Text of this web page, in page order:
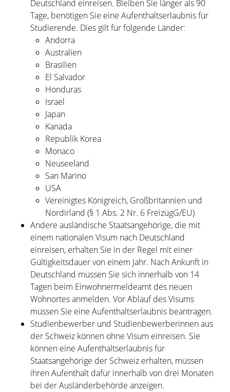
Deutschland einreisen. Bleiben Sie länger als 90
Tage, benötigen Sie eine Aufenthaltserlaubnis für
Studierende. Dies gilt für folgende Länder:
Andorra
Australien
Brasilien
El Salvador
Honduras
Israel
Japan
Kanada
Republik Korea
Monaco
Neuseeland
San Marino
USA
Vereinigtes Königreich, Großbritannien und
Nordirland (§ 1 Abs. 2 Nr. 6 FreizügG/EU)
Andere ausländische Staatsangehörige, die mit
einem nationalen Visum nach Deutschland
einreisen, erhalten Sie in der Regel mit einer
Gültigkeitsdauer von einem Jahr. Nach Ankunft in
Deutschland müssen Sie sich innerhalb von 14
Tagen beim Einwohnermeldeamt des neuen
Wohnortes anmelden. Vor Ablauf des Visums
müssen Sie eine Aufenthaltserlaubnis beantragen.
Studienbewerber und Studienbewerberinnen aus
der Schweiz können ohne Visum einreisen. Sie
können eine Aufenthaltserlaubnis für
Staatsangehörige der Schweiz erhalten, müssen
ihren Aufenthalt dafür innerhalb von drei Monaten
bei der Ausländerbehörde anzeigen.